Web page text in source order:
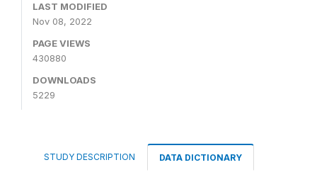
LAST MODIFIED
Nov 08, 2022
PAGE VIEWS
430880
DOWNLOADS
5229
STUDY DESCRIPTION DATA DICTIONARY